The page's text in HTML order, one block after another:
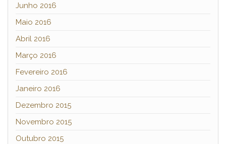
Junho 2016
Maio 2016
Abril 2016
Março 2016
Fevereiro 2016
Janeiro 2016
Dezembro 2015
Novembro 2015
Outubro 2015